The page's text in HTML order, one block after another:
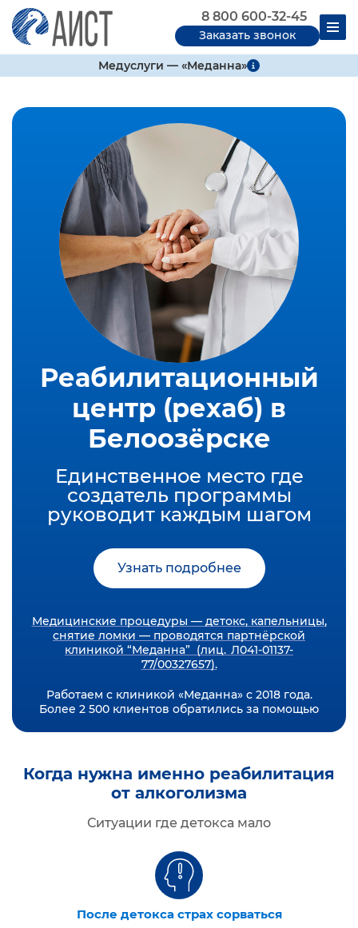
8 800 600-32-45
Заказать звонок
Медуслуги — «Меданна»
Реабилитационный
центр (рехаб) в
Белоозёрске
Единственное место где
создатель программы
руководит каждым шагом
Узнать подробнее
Медицинские процедуры — детокс, капельницы,
снятие ломки — проводятся партнёрской
клиникой “Меданна” (лиц. Л041-01137-
77/00327657).
Работаем с клиникой «Меданна» с 2018 года.
Более 2 500 клиентов обратились за помощью
Когда нужна именно реабилитация
от алкоголизма
Ситуации где детокса мало
После детокса страх сорваться